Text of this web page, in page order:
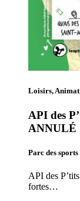
Loisirs,
API des
ANNULÉ
Parc des
API des
fortes…